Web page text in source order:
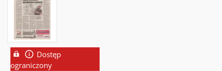
Dostęp
ograniczony